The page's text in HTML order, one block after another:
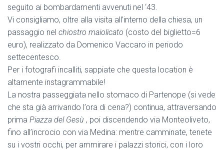
seguito ai bombardamenti avvenuti nel ‘43.
Vi consigliamo, oltre alla visita all’interno della chiesa, un
passaggio nel chiostro maiolicato (costo del biglietto=6
euro), realizzato da Domenico Vaccaro in periodo
settecentesco.
Per i fotografi incalliti, sappiate che questa location è
altamente instagrammabile!
La nostra passeggiata nello stomaco di Partenope (si vede
che sta già arrivando l’ora di cena?) continua, attraversando
prima Piazza del Gesù , poi discendendo via Monteoliveto,
fino all’incrocio con via Medina: mentre camminate, tenete
su i vostri occhi, per ammirare i palazzi storici, con i loro